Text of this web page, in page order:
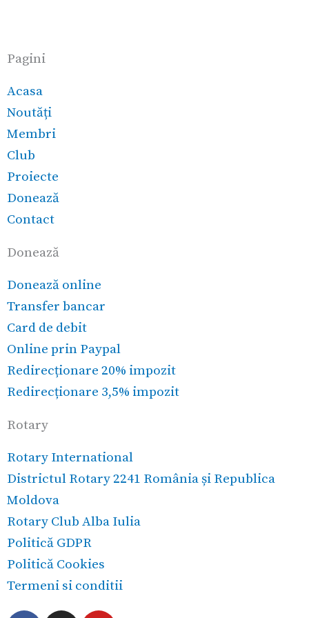
Pagini
Acasa
Noutăți
Membri
Club
Proiecte
Donează
Contact
Donează
Donează online
Transfer bancar
Card de debit
Online prin Paypal
Redirecționare 20% impozit
Redirecționare 3,5% impozit
Rotary
Rotary International
Districtul Rotary 2241 România și Republica
Moldova
Rotary Club Alba Iulia
Politică GDPR
Politică Cookies
Termeni si conditii